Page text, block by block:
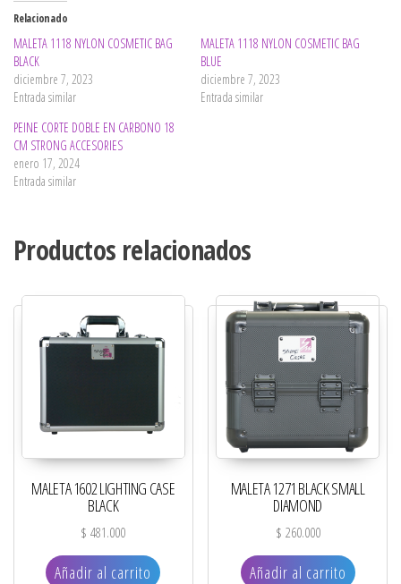
Relacionado
MALETA 1118 NYLON COSMETIC BAG
BLACK
diciembre 7, 2023
Entrada similar
MALETA 1118 NYLON COSMETIC BAG
BLUE
diciembre 7, 2023
Entrada similar
PEINE CORTE DOBLE EN CARBONO 18
CM STRONG ACCESORIES
enero 17, 2024
Entrada similar
Productos relacionados
MALETA 1602 LIGHTING CASE
BLACK
$ 481.000
Añadir al carrito
MALETA 1271 BLACK SMALL
DIAMOND
$ 260.000
Añadir al carrito